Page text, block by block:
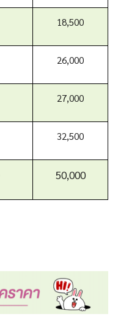
18,500
26,000
27,000
32,500
50,000